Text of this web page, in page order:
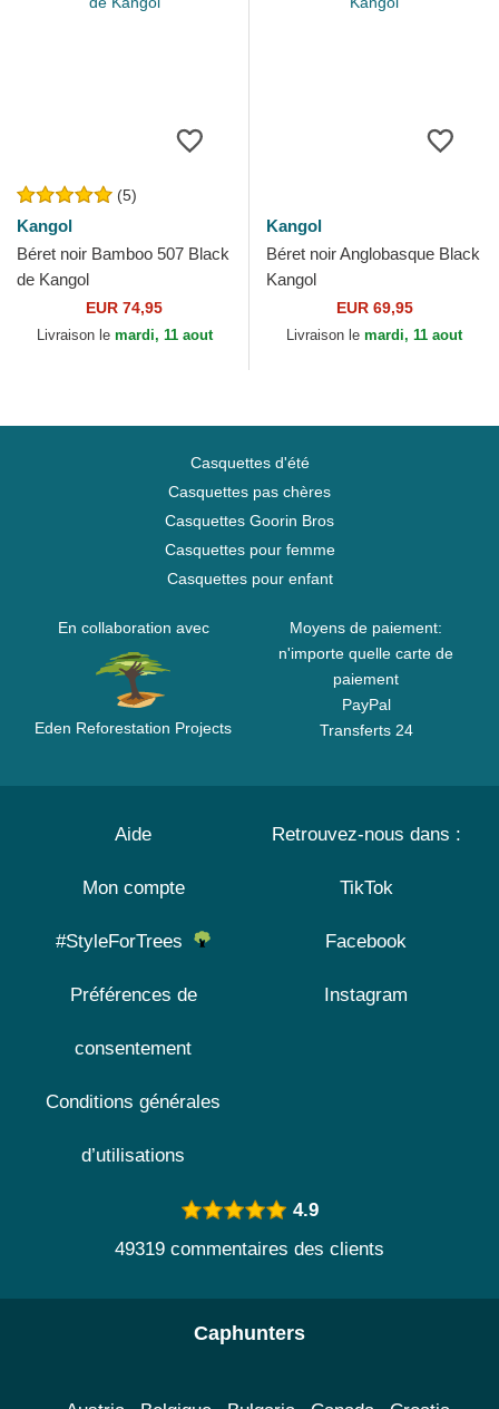
(5)
Kangol
Béret noir Bamboo 507 Black
de Kangol
EUR 74,95
Livraison le mardi, 11 aout
Kangol
Béret noir Anglobasque Black
Kangol
EUR 69,95
Livraison le mardi, 11 aout
Casquettes d'été
Casquettes pas chères
Casquettes Goorin Bros
Casquettes pour femme
Casquettes pour enfant
En collaboration avec
Eden Reforestation Projects
Moyens de paiement:
n'importe quelle carte de
paiement
PayPal
Transferts 24
Aide
Mon compte
#StyleForTrees
Préférences de
consentement
Conditions générales
d’utilisations
Retrouvez-nous dans :
TikTok
Facebook
Instagram
4.9
49319 commentaires des clients
Caphunters